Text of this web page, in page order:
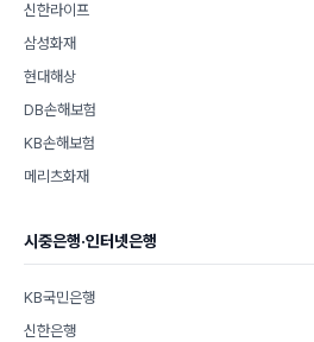
신한라이프
삼성화재
현대해상
DB손해보험
KB손해보험
메리츠화재
시중은행·인터넷은행
KB국민은행
신한은행